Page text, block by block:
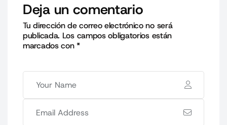
Deja un comentario
Tu dirección de correo electrónico no será
publicada. Los campos obligatorios están
marcados con*